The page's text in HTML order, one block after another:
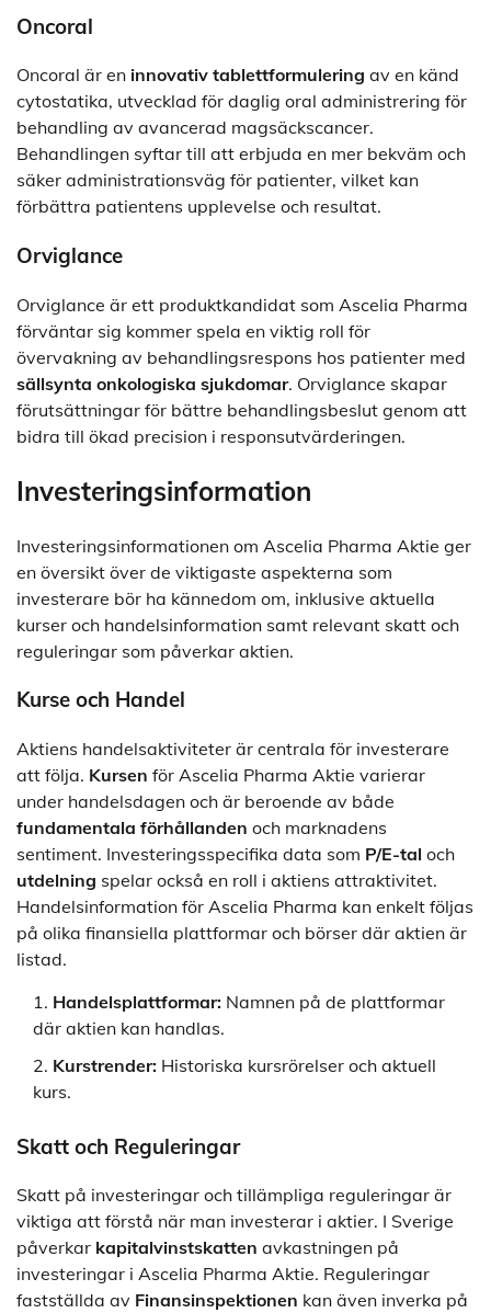
Oncoral
Oncoral är en innovativ tablettformulering av en känd
cytostatika, utvecklad för daglig oral administrering för
behandling av avancerad magsäckscancer.
Behandlingen syftar till att erbjuda en mer bekväm och
säker administrationsväg för patienter, vilket kan
förbättra patientens upplevelse och resultat.
Orviglance
Orviglance är ett produktkandidat som Ascelia Pharma
förväntar sig kommer spela en viktig roll för
övervakning av behandlingsrespons hos patienter med
sällsynta onkologiska sjukdomar. Orviglance skapar
förutsättningar för bättre behandlingsbeslut genom att
bidra till ökad precision i responsutvärderingen.
Investeringsinformation
Investeringsinformationen om Ascelia Pharma Aktie ger
en översikt över de viktigaste aspekterna som
investerare bör ha kännedom om, inklusive aktuella
kurser och handelsinformation samt relevant skatt och
reguleringar som påverkar aktien.
Kurse och Handel
Aktiens handelsaktiviteter är centrala för investerare
att följa. Kursen för Ascelia Pharma Aktie varierar
under handelsdagen och är beroende av både
fundamentala förhållanden och marknadens
sentiment. Investeringsspecifika data som P/E-tal och
utdelning spelar också en roll i aktiens attraktivitet.
Handelsinformation för Ascelia Pharma kan enkelt följas
på olika finansiella plattformar och börser där aktien är
listad.
Handelsplattformar: Namnen på de plattformar
där aktien kan handlas.
Kurstrender: Historiska kursrörelser och aktuell
kurs.
Skatt och Reguleringar
Skatt på investeringar och tillämpliga reguleringar är
viktiga att förstå när man investerar i aktier. I Sverige
påverkar kapitalvinstskatten avkastningen på
investeringar i Ascelia Pharma Aktie. Reguleringar
fastställda av Finansinspektionen kan även inverka på